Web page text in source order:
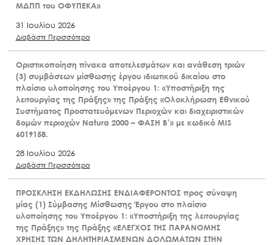
ΜΔΠΠ του ΟΦΥΠΕΚΑ»
31 Ιουλίου 2026
Διαβάστε Περισσότερα
Οριστικοποίηση πίνακα αποτελεσμάτων και ανάθεση τριών
(3) συμβάσεων μίσθωσης έργου ιδιωτικού δικαίου στο
πλαίσιο υλοποίησης του Υποέργου 1: «Υποστήριξη της
λειτουργίας της Πράξης» της Πράξης «Ολοκλήρωση Εθνικού
Συστήματος Προστατευόμενων Περιοχών και διαχειριστικών
δομών περιοχών Natura 2000 – ΦΑΣΗ Β’» με κωδικό MIS
6019158.
28 Ιουλίου 2026
Διαβάστε Περισσότερα
ΠΡΟΣΚΛΗΣΗ ΕΚΔΗΛΩΣΗΣ ΕΝΔΙΑΦΕΡΟΝΤΟΣ προς σύναψη
μίας (1) Σύμβασης Μίσθωσης Έργου στο πλαίσιο
υλοποίησης του Υποέργου 1: «Υποστήριξη της λειτουργίας
της Πράξης» της Πράξης «ΕΛΕΓΧΟΣ ΤΗΣ ΠΑΡΑΝΟΜΗΣ
ΧΡΗΣΗΣ ΤΩΝ ΔΗΛΗΤΗΡΙΑΣΜΕΝΩΝ ΔΟΛΩΜΑΤΩΝ ΣΤΗΝ